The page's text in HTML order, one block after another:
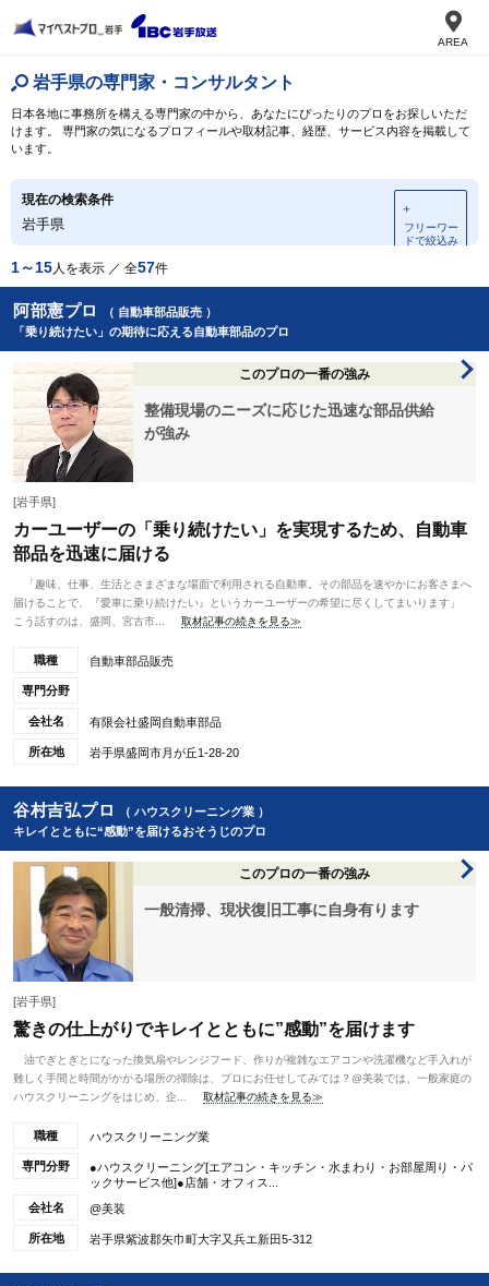
AREA
岩手県の専門家・コンサルタント
日本各地に事務所を構える専門家の中から、あなたにぴったりのプロをお探しいただ
けます。 専門家の気になるプロフィールや取材記事、経歴、サービス内容を掲載して
います。
現在の検索条件
岩手県
＋
フリーワー
ドで絞込み
1～15人を表示 ／ 全57件
阿部憲プロ
（ 自動車部品販売 ）
「乗り続けたい」の期待に応える自動車部品のプロ
このプロの一番の強み
整備現場のニーズに応じた迅速な部品供給
が強み
[岩手県]
カーユーザーの「乗り続けたい」を実現するため、自動車
部品を迅速に届ける
「趣味、仕事、生活とさまざまな場面で利用される自動車。その部品を速やかにお客さまへ
届けることで、『愛車に乗り続けたい』というカーユーザーの希望に尽くしてまいります」
こう話すのは、盛岡、宮古市...
取材記事の続きを見る≫
職種 自動車部品販売
専門分野
会社名 有限会社盛岡自動車部品
所在地 岩手県盛岡市月が丘1-28-20
谷村吉弘プロ
（ ハウスクリーニング業 ）
キレイとともに“感動”を届けるおそうじのプロ
このプロの一番の強み
一般清掃、現状復旧工事に自身有ります
[岩手県]
驚きの仕上がりでキレイとともに”感動”を届けます
油でぎとぎとになった換気扇やレンジフード、作りが複雑なエアコンや洗濯機など手入れが
難しく手間と時間がかかる場所の掃除は、プロにお任せしてみては？@美装では、一般家庭の
ハウスクリーニングをはじめ、企...
取材記事の続きを見る≫
職種 ハウスクリーニング業
専門分野
●ハウスクリーニング[エアコン・キッチン・水まわり・お部屋周り・パ
ックサービス他]●店舗・オフィス...
会社名
@美装
所在地 岩手県紫波郡矢巾町大字又兵エ新田5-312